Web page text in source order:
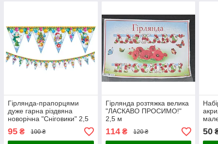
Гірлянда-прапорцями
дуже гарна різдвяна
новорічна "Сніговики" 2,5
м
95 ₴ 100 ₴
Гірлянда розтяжка велика
"ЛАСКАВО ПРОСИМО!"
2,5 м
114₴ 120 ₴ 50